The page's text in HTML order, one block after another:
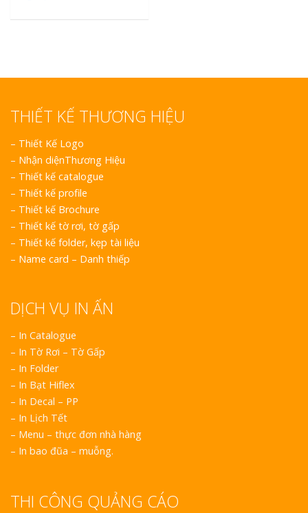
THIẾT KẾ THƯƠNG HIỆU
– Thiết Kế Logo
– Nhận diệnThương Hiệu
– Thiết kế catalogue
– Thiết kế profile
– Thiết kế Brochure
– Thiết kế tờ rơi, tờ gấp
– Thiết kế folder, kẹp tài liệu
– Name card – Danh thiếp
DỊCH VỤ IN ẤN
– In Catalogue
– In Tờ Rơi – Tờ Gấp
– In Folder
– In Bạt Hiflex
– In Decal – PP
– In Lịch Tết
– Menu – thực đơn nhà hàng
– In bao đũa – muỗng.
THI CÔNG QUẢNG CÁO